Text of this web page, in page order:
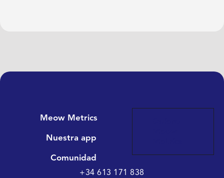
Meow Metrics
Nuestra app
Comunidad
+34 613 171 838